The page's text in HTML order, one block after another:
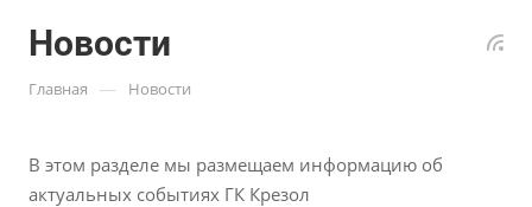
Новости
Главная — Новости
В этом разделе мы размещаем информацию об
актуальных событиях ГК Крезол